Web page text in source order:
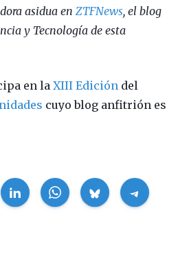
asidua en ZTFNews, el blog
y Tecnología de esta
en la XIII Edición del
cuyo blog anfitrión es